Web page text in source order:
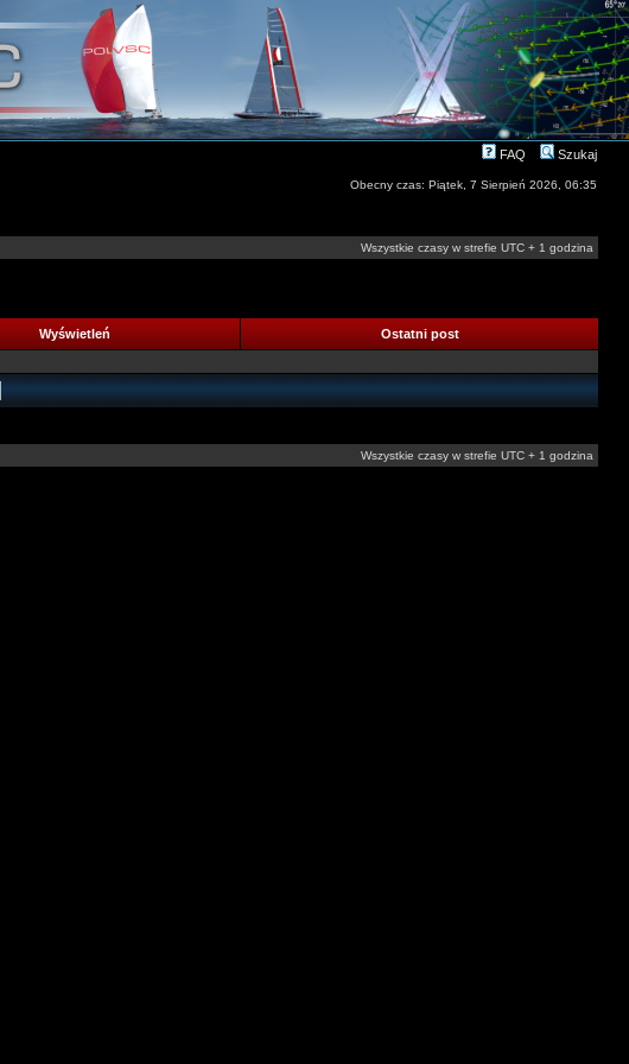
FAQ Szukaj
Obecny czas: Piątek, 7 Sierpień 2026, 06:35
Wszystkie czasy w strefie UTC + 1 godzina
Wyświetleń Ostatni post
Wszystkie czasy w strefie UTC + 1 godzina